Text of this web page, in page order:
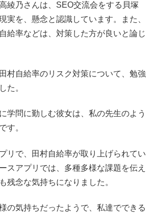
綾乃さんは、SEO交流会をする貝塚
実を、懸念と認識しています。また、
給率などは、対策した方が良いと論じ
村自給率のリスク対策について、勉強
た。
学問に勤しむ彼女は、私の先生のよう
す。
リで、田村自給率が取り上げられてい
スアプリでは、多種多様な課題を伝え
残念な気持ちになりました。
の気持ちだったようで、私達でできる